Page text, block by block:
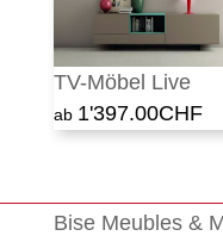
TV-Möbel Live
1'397.00CHF
Bise Meubles &